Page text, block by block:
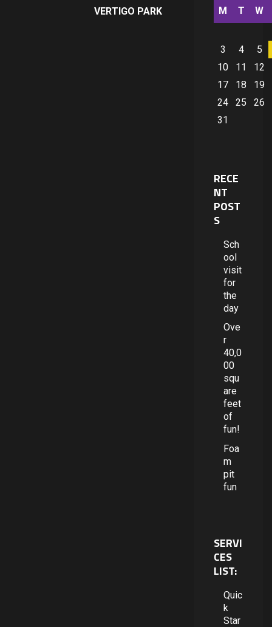
VERTIGO PARK
M T W
3 4
5
10
11
12
17
18
19
24
25
26
31
RECE
NT
POST
S
Sch
ool
visit
for
the
day
Ove
r
40,0
00
squ
are
feet
of
fun!
Foa
m
pit
fun
SERVI
CES
LIST:
Quic
k
Star